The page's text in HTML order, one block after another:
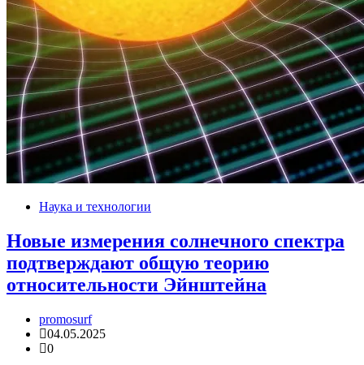
Наука и технологии
Новые измерения солнечного спектра
подтверждают общую теорию
относительности Эйнштейна
promosurf
04.05.2025
0